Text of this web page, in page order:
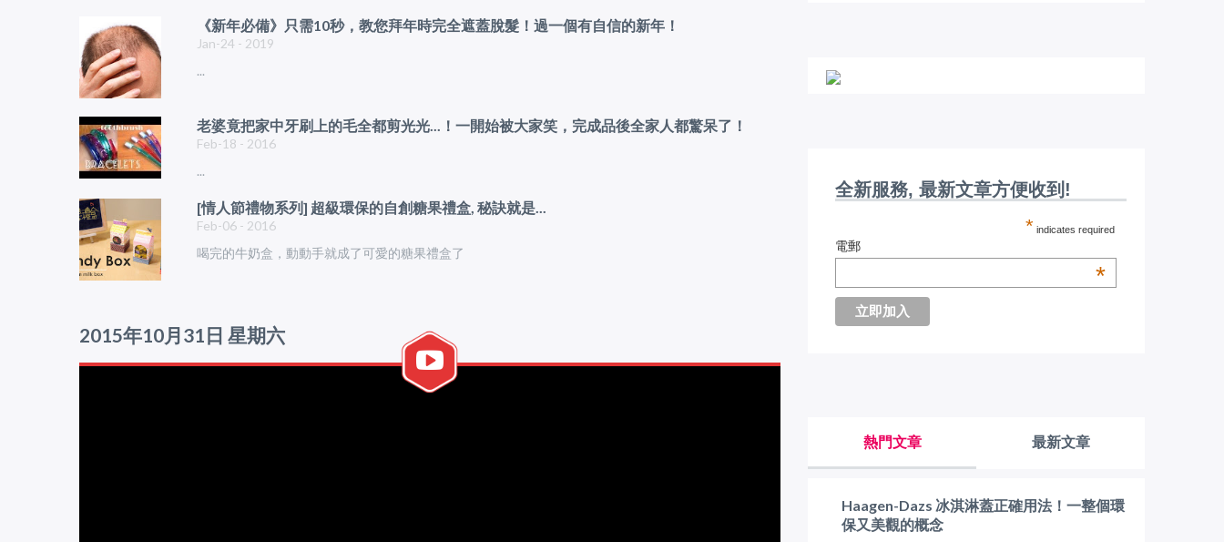
《新年必備》只需10秒，教您拜年時完全遮蓋脫髮！過一個有自信的新年！
Jan-24 - 2019
...
老婆竟把家中牙刷上的毛全都剪光光...！一開始被大家笑，完成品後全家人都驚呆了！
Feb-18 - 2016
...
[情人節禮物系列] 超級環保的自創糖果禮盒, 秘訣就是...
Feb-06 - 2016
喝完的牛奶盒，動動手就成了可愛的糖果禮盒了
2015年10月31日 星期六
全新服務, 最新文章方便收到!
* indicates required
電郵
*
熱門文章 最新文章
Haagen-Dazs 冰淇淋蓋正確用法！一整個環
保又美觀的概念